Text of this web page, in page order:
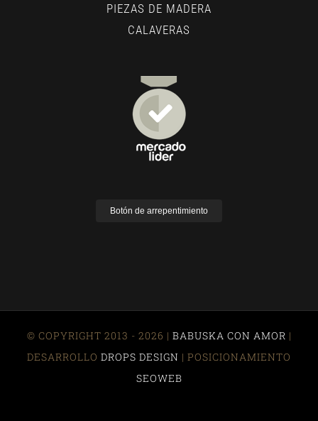
PIEZAS DE MADERA
CALAVERAS
Botón de arrepentimiento
© COPYRIGHT 2013 - 2026 | BABUSKA CON AMOR |
DESARROLLO DROPS DESIGN | POSICIONAMIENTO
SEOWEB